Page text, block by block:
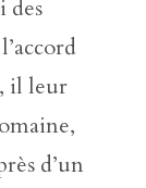
des
il leur
d’un